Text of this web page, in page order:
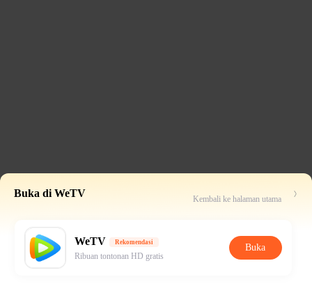
Buka di WeTV Kembali ke halaman utama
WeTV Rekomendasi
Ribuan tontonan HD gratis
Buka